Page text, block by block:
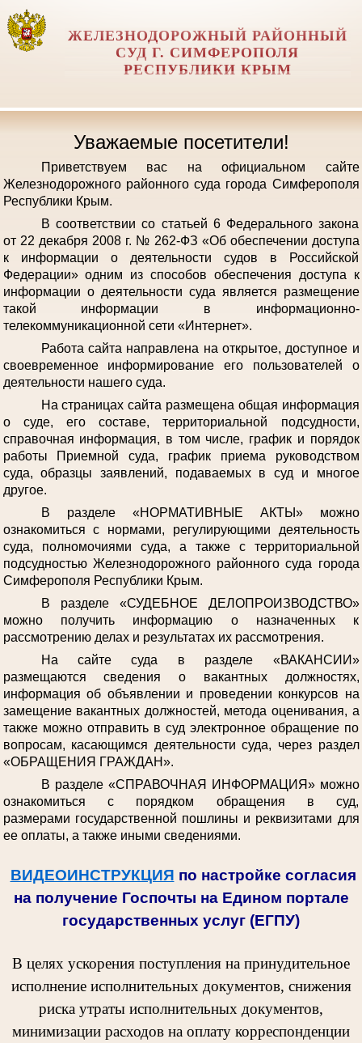
ЖЕЛЕЗНОДОРОЖНЫЙ РАЙОННЫЙ
СУД Г. СИМФЕРОПОЛЯ
РЕСПУБЛИКИ КРЫМ
Уважаемые посетители!
Приветствуем вас на официальном сайте
Железнодорожного районного суда города Симферополя
Республики Крым.
В соответствии со статьей 6 Федерального закона
от 22 декабря 2008 г. № 262-ФЗ «Об обеспечении доступа
к информации о деятельности судов в Российской
Федерации» одним из способов обеспечения доступа к
информации о деятельности суда является размещение
такой информации в информационно-
телекоммуникационной сети «Интернет».
Работа сайта направлена на открытое, доступное и
своевременное информирование его пользователей о
деятельности нашего суда.
На страницах сайта размещена общая информация
о суде, его составе, территориальной подсудности,
справочная информация, в том числе, график и порядок
работы Приемной суда, график приема руководством
суда, образцы заявлений, подаваемых в суд и многое
другое.
В разделе «НОРМАТИВНЫЕ АКТЫ» можно
ознакомиться с нормами, регулирующими деятельность
суда, полномочиями суда, а также с территориальной
подсудностью Железнодорожного районного суда города
Симферополя Республики Крым.
В разделе «СУДЕБНОЕ ДЕЛОПРОИЗВОДСТВО»
можно получить информацию о назначенных к
рассмотрению делах и результатах их рассмотрения.
На сайте суда в разделе «ВАКАНСИИ»
размещаются сведения о вакантных должностях,
информация об объявлении и проведении конкурсов на
замещение вакантных должностей, метода оценивания, а
также можно отправить в суд электронное обращение по
вопросам, касающимся деятельности суда, через раздел
«ОБРАЩЕНИЯ ГРАЖДАН».
В разделе «СПРАВОЧНАЯ ИНФОРМАЦИЯ» можно
ознакомиться с порядком обращения в суд,
размерами государственной пошлины и реквизитами для
ее оплаты, а также иными сведениями.
ВИДЕОИНСТРУКЦИЯ по настройке согласия
на получение Госпочты на Едином портале
государственных услуг (ЕГПУ)
В целях ускорения поступления на принудительное
исполнение исполнительных документов, снижения
риска утраты исполнительных документов,
минимизации расходов на оплату корреспонденции